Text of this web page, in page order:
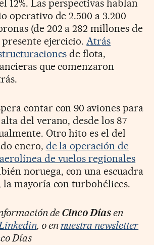
12%. Las perspectivas hablan
operativo de 2.500 a 3.200
(de 202 a 282 millones de
presente ejercicio.Atrás
de flota,
que comenzaron
contar con 90 aviones para
del verano, desde los 87
Otro hito es el del
enero, de la operación de
de vuelos regionales
noruega, con una escuadra
la mayoría con turbohélices.
de Cinco Díasen
, o ennuestra newsletter
Días